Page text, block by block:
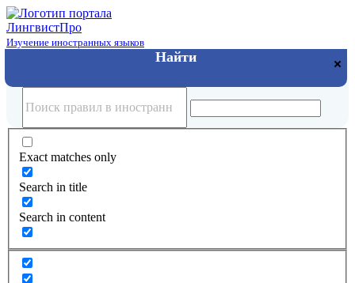
ЛингвистПро
Изучение иностранных языков
Exact matches only
Search in title
Search in content